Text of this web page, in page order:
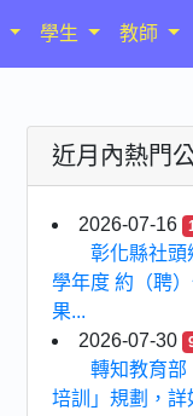
學生 教師
近月內熱門
2026-07-16
彰化縣社頭
學年度 約（聘
果...
2026-07-30
轉知教育部
培訓」規劃，